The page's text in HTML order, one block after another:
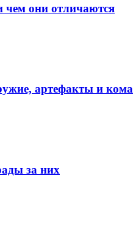
они отличаются
артефакты и
за них